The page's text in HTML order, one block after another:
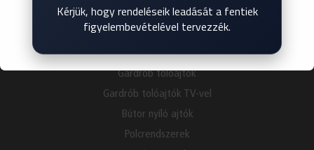
Álmennyezetbe süllyesztett tolóajtók
Beltéri nyílóajtók
Harmonika ajtók
Gardrób tolóajtók
Gardrób tolóajtók TV-vel
Bútor nyíló ajtók
Polcrendszerek
Kérjük, hogy rendeléseik leadását a fentiek
figyelembevételével tervezzék.